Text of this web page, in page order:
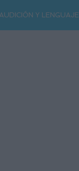
AUDICIÓN Y LENGUAJE